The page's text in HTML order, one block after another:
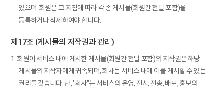
있으며, 회원은 그 지침에 따라 각 종 게시물(회원간 전달 포함)을
등록하거나 삭제하여야 합니다.
제17조 (게시물의 저작권과 관리)
1. 회원이 서비스 내에 게시한 게시물(회원간 전달 포함)의 저작권은 해당
게시물의 저작자에게 귀속되며, 회사는 서비스 내에 이를 게시할 수 있는
권리를 갖습니다. 단, "회사"는 서비스의 운영, 전시, 전송, 배포, 홍보의